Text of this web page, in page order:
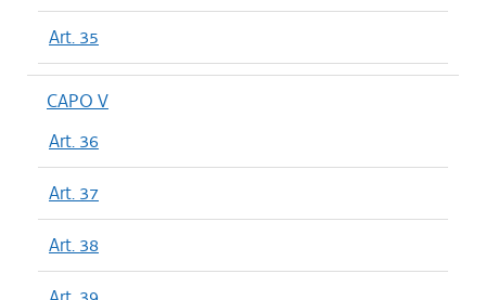
Art. 35
CAPO V
Art. 36
Art. 37
Art. 38